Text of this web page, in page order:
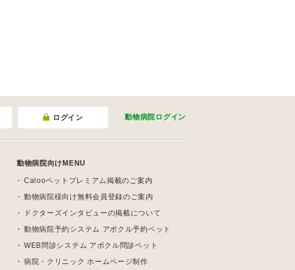
ログイン 動物病院 ログイン
動物病院向けMENU
Calooペットプレミアム掲載のご案内
動物病院様向け無料会員登録のご案内
ドクターズインタビューの掲載について
動物病院予約システム アポクル予約ペット
WEB問診システム アポクル問診ペット
病院・クリニック ホームページ制作